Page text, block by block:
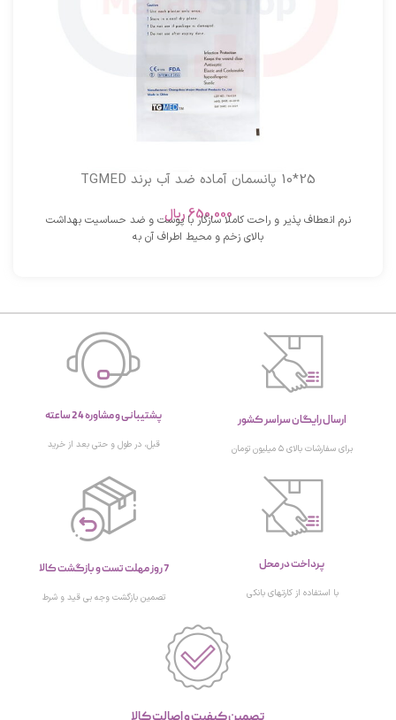
25*10 پانسمان آماده ضد آب برند TGMED
650,000ریال
نرم انعطاف پذیر و راحت کاملا سازگار با پوست و ضد حساسیت بهداشت
بالای زخم و محیط اطراف آن به
ارسال رایگان سراسر کشور
برای سفارشات بالای ۵ میلیون تومان
پشتیبانی و مشاوره 24 ساعته
قبل، در طول و حتی بعد از خرید
پرداخت در محل
با استفاده از کارتهای بانکی
7 روز مهلت تست و بازگشت کالا
تصمین بازگشت وجه بی قید و شرط